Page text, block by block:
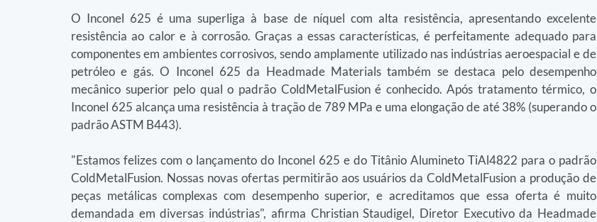
O Inconel 625 é uma superliga à base de níquel com alta resistência, apresentando excelente
resistência ao calor e à corrosão. Graças a essas características, é perfeitamente adequado para
componentes em ambientes corrosivos, sendo amplamente utilizado nas indústrias aeroespacial e de
petróleo e gás. O Inconel 625 da Headmade Materials também se destaca pelo desempenho
mecânico superior pelo qual o padrão ColdMetalFusion é conhecido. Após tratamento térmico, o
Inconel 625 alcança uma resistência à tração de 789 MPa e uma elongação de até 38% (superando o
padrão ASTM B443).
"Estamos felizes com o lançamento do Inconel 625 e do Titânio Alumineto TiAl4822 para o padrão
ColdMetalFusion. Nossas novas ofertas permitirão aos usuários da ColdMetalFusion a produção de
peças metálicas complexas com desempenho superior, e acreditamos que essa oferta é muito
demandada em diversas indústrias", afirma Christian Staudigel, Diretor Executivo da Headmade